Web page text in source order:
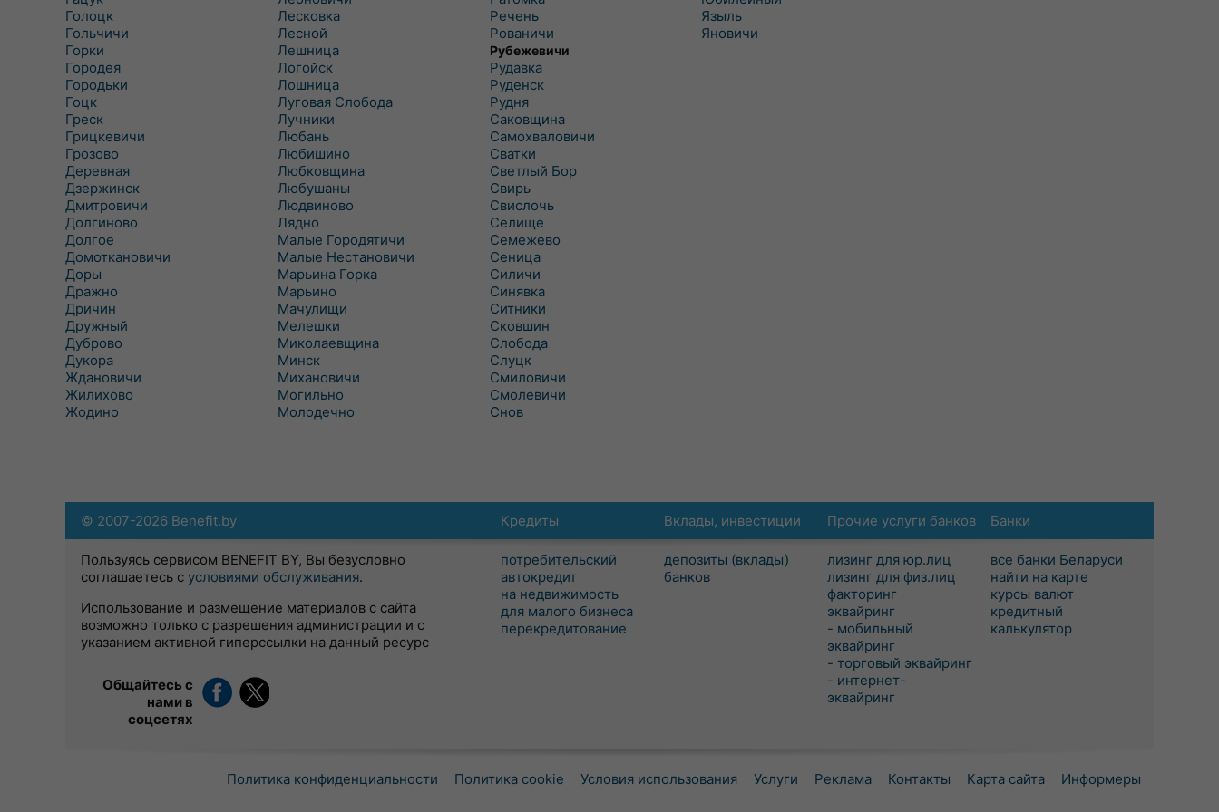
Голоцк
Гольчичи
Горки
Городея
Городьки
Гоцк
Греск
Грицкевичи
Грозово
Деревная
Дзержинск
Дмитровичи
Долгиново
Долгое
Домоткановичи
Доры
Дражно
Дричин
Дружный
Дуброво
Дукора
Ждановичи
Жилихово
Жодино
Лесковка
Лесной
Лешница
Логойск
Лошница
Луговая Слобода
Лучники
Любань
Любишино
Любковщина
Любушаны
Людвиново
Лядно
Малые Городятичи
Малые Нестановичи
Марьина Горка
Марьино
Мачулищи
Мелешки
Миколаевщина
Минск
Михановичи
Могильно
Молодечно
Речень
Рованичи
Рубежевичи
Рудавка
Руденск
Рудня
Саковщина
Самохваловичи
Сватки
Светлый Бор
Свирь
Свислочь
Селище
Семежево
Сеница
Силичи
Синявка
Ситники
Сковшин
Слобода
Слуцк
Смиловичи
Смолевичи
Снов
Языль
Яновичи
Кредиты
потребительский
автокредит
на недвижимость
для малого бизнеса
перекредитование
Вклады, инвестиции
депозиты (вклады)
банков
Прочие услуги банков
лизинг для юр.лиц
лизинг для физ.лиц
факторинг
эквайринг
- мобильный
эквайринг
- торговый эквайринг
- интернет-
эквайринг
Банки
все банки Беларуси
найти на карте
курсы валют
кредитный
калькулятор
© 2007-2026 Benefit.by
Пользуясь сервисом BENEFIT BY, Вы безусловно
соглашаетесь с условиями обслуживания.
Использование и размещение материалов с сайта
возможно только с разрешения администрации и с
указанием активной гиперссылки на данный ресурс
Общайтесь с
нами в
соцсетях
Политика конфиденциальности Политика cookie Условия использования Услуги Реклама Контакты Карта сайта Информеры